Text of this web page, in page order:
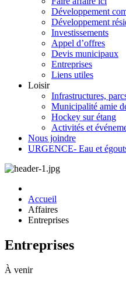
Développement
Développement
Investissements
Appel d’offres
Devis municipaux
Entreprises
Liens utiles
Loisir
Infrastructures,
Municipalité amie
Hockey sur étang
Activités et
Nous joindre
URGENCE- Eau et
Accueil
Affaires
Entreprises
Entreprises
À venir